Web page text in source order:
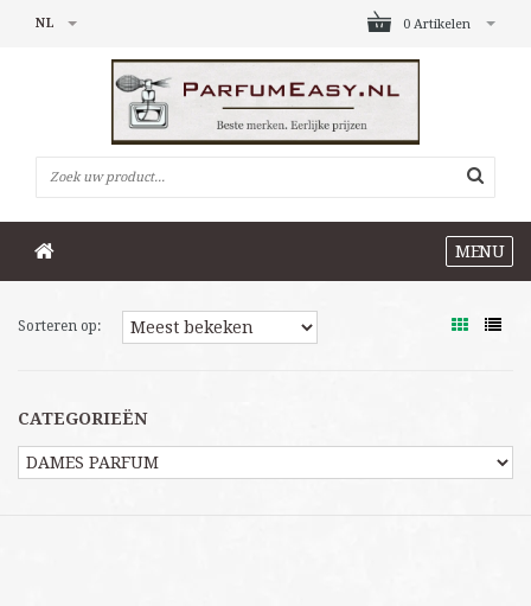
0 Artikelen
NL
MENU
Sorteren op:
CATEGORIEËN